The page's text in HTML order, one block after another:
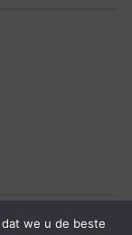
we u de beste